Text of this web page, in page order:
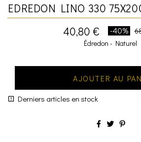
EDREDON LINO 330
40,80 €
-40%
Édredon - Naturel
AJOUTER AU
Derniers articles en stock